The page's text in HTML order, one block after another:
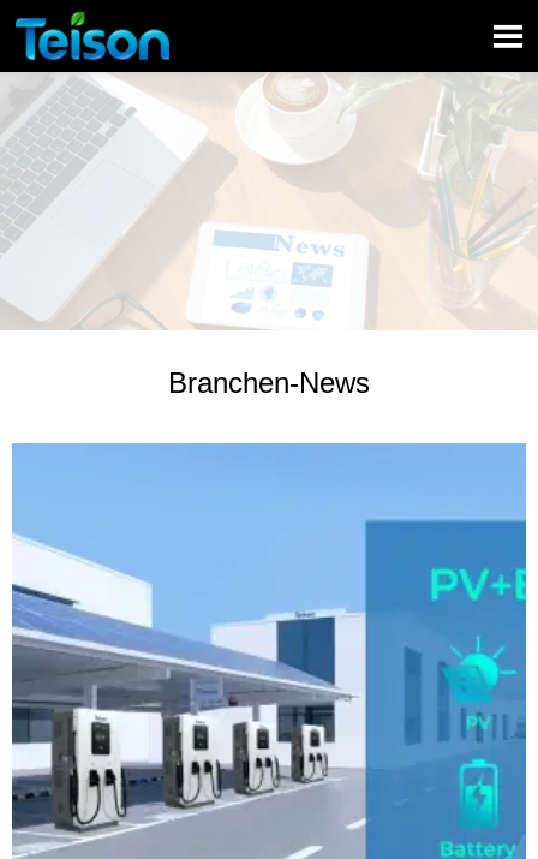

Branchen-News